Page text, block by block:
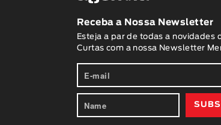
Receba a Nossa Newsletter
Esteja a par de todas a novidades
Curtas com a nossa Newsletter